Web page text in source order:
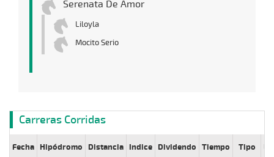
Serenata De Amor
Liloyla
Mocito Serio
Carreras Corridas
Fecha Hipódromo Distancia Indice Dividendo Tiempo Tipo Lº